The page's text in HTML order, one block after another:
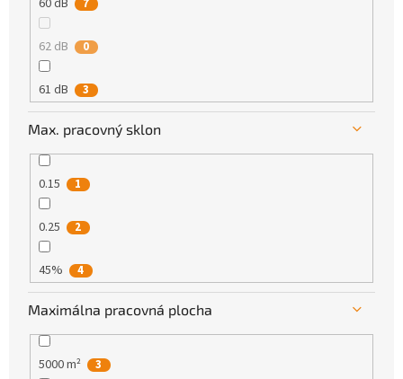
7
62 dB 0
61 dB 3
59 dB 0
Max. pracovný sklon
0.15 1
0.25 2
45% 4
25 % 0
40 %
Maximálna pracovná plocha
5000 m² 3